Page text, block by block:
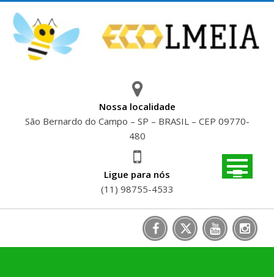
content
Nossa localidade
São Bernardo do Campo – SP – BRASIL – CEP 09770-
480
Ligue para nós
(11) 98755-4533